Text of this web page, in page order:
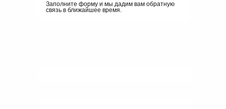
Заполните форму и мы дадим вам обратную
связь в ближайшее время.